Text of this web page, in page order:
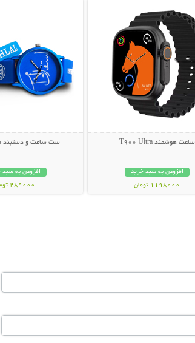
ساعت هوشمند T900 Ultra
افزودن به سبد خرید
1198000 تومان
ست ساعت و دستبند
افزودن به سبد
289000 تومان